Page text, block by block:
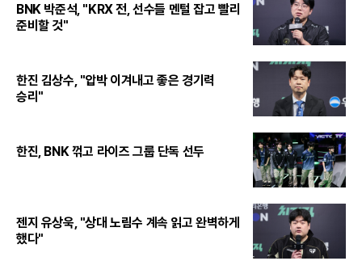
BNK 박준석, "KRX 전, 선수들 멘털 잡고 빨리
준비할 것"
한진 김상수, "압박 이겨내고 좋은 경기력
승리"
한진, BNK 꺾고 라이즈 그룹 단독 선두
젠지 유상욱, "상대 노림수 계속 읽고 완벽하게
했다"